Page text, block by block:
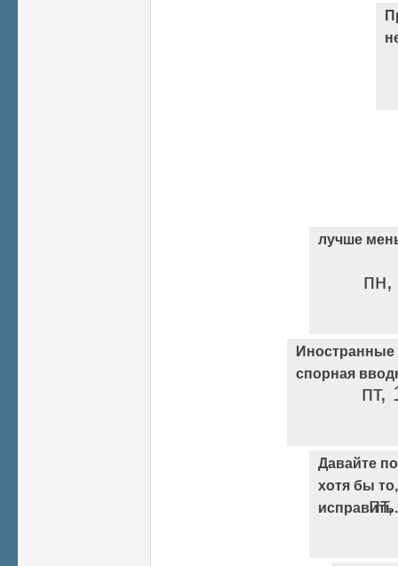
лучше
Иностранные
спорная
пт,
Давайте
хотя бы
исправить.